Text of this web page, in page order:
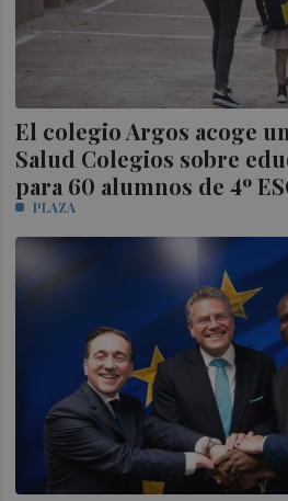
El colegio Argos acoge
Salud Colegios sobre
para 60 alumnos de 4º
PLAZA